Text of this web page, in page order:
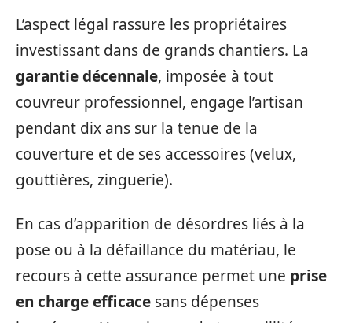
L’aspect légal rassure les propriétaires
investissant dans de grands chantiers. La
garantie décennale, imposée à tout
couvreur professionnel, engage l’artisan
pendant dix ans sur la tenue de la
couverture et de ses accessoires (velux,
gouttières, zinguerie).
En cas d’apparition de désordres liés à la
pose ou à la défaillance du matériau, le
recours à cette assurance permet une prise
en charge efficace sans dépenses